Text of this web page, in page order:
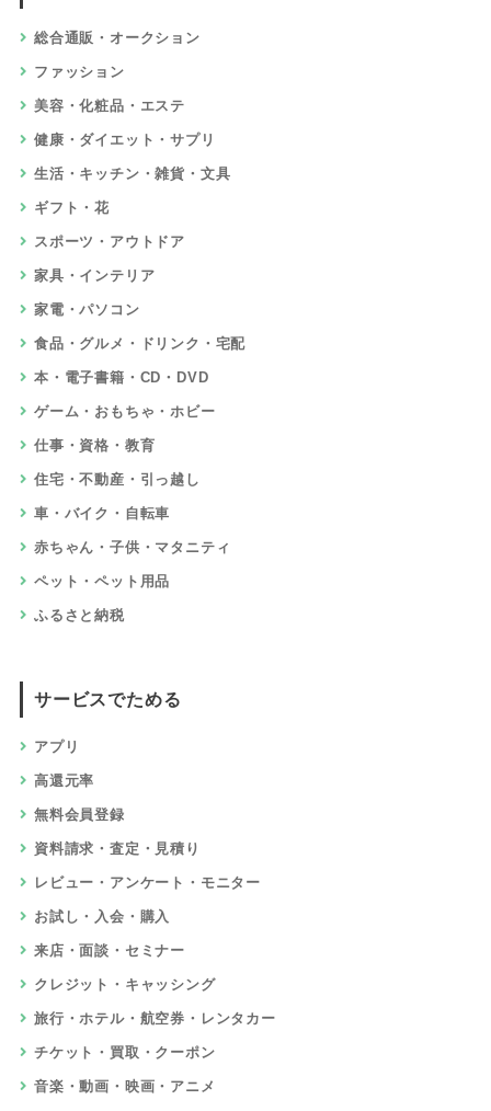
総合通販・オークション
ファッション
美容・化粧品・エステ
健康・ダイエット・サプリ
生活・キッチン・雑貨・文具
ギフト・花
スポーツ・アウトドア
家具・インテリア
家電・パソコン
食品・グルメ・ドリンク・宅配
本・電子書籍・CD・DVD
ゲーム・おもちゃ・ホビー
仕事・資格・教育
住宅・不動産・引っ越し
車・バイク・自転車
赤ちゃん・子供・マタニティ
ペット・ペット用品
ふるさと納税
サービスでためる
アプリ
高還元率
無料会員登録
資料請求・査定・見積り
レビュー・アンケート・モニター
お試し・入会・購入
来店・面談・セミナー
クレジット・キャッシング
旅行・ホテル・航空券・レンタカー
チケット・買取・クーポン
音楽・動画・映画・アニメ